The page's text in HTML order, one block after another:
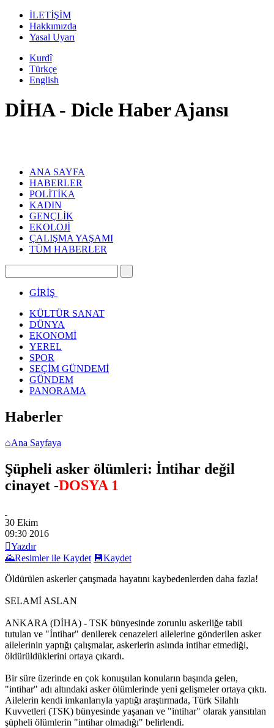
İLETİŞİM
Hakkımızda
Yasal Uyarı
Kurdî
Türkçe
English
DİHA - Dicle Haber Ajansı
ANA SAYFA
HABERLER
POLİTİKA
KADIN
GENÇLİK
EKOLOJİ
ÇALIŞMA YAŞAMI
TÜM HABERLER
GİRİŞ
KÜLTÜR SANAT
DÜNYA
EKONOMİ
YEREL
SPOR
SEÇİM GÜNDEMİ
GÜNDEM
PANORAMA
Haberler
⌂Ana Sayfaya
Şüpheli asker ölümleri: İntihar değil
cinayet -DOSYA 1
30 Ekim
09:30 2016
Yazdır
🌄Resimler ile Kaydet 💾Kaydet
Öldürülen askerler çatışmada hayatını kaybedenlerden daha fazla!
SELAMİ ASLAN
ANKARA (DİHA) - TSK bünyesinde zorunlu askerliğe tabii
tutulan ve "İntihar" denilerek cenazeleri ailelerine gönderilen asker
ailelerinin yaptığı çalışmalar, askerlerin aslında intihar etmediği,
öldürüldüklerini ortaya çıkardı.
Bir süre üzerinde en çok konuşulan konuların başında gelen,
"intihar" adı altındaki asker ölümlerinde yeni gelişmeler ortaya çıktı.
Ailelerin kendi imkanlarıyla yaptığı araştırmada, Türk Silahlı
Kuvvetleri (TSK) bünyesinde yaşanan ve "intihar" olarak yansıtılan
şüpheli ölümlerin "intihar olmadığı" belirlendi.